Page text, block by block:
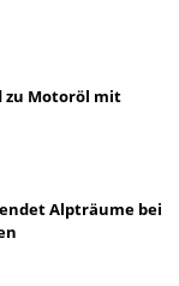
zu Motoröl mit
Alpträume bei